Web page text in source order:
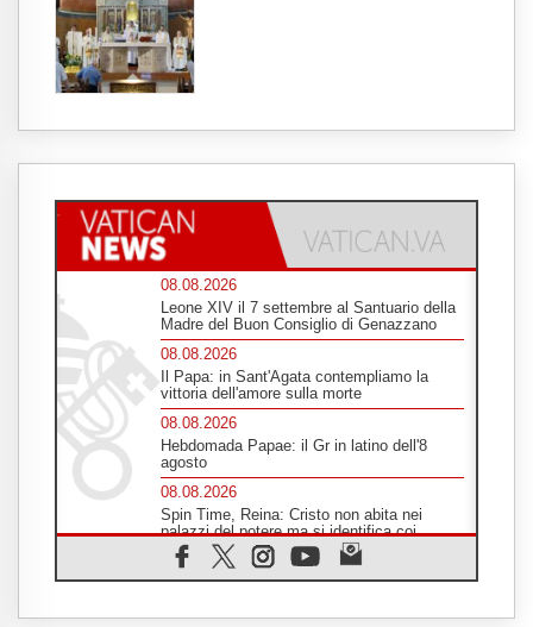
08.08.2026
Leone XIV il 7 settembre al Santuario della
Madre del Buon Consiglio di Genazzano
08.08.2026
Il Papa: in Sant'Agata contempliamo la
vittoria dell'amore sulla morte
08.08.2026
Hebdomada Papae: il Gr in latino dell'8
agosto
08.08.2026
Spin Time, Reina: Cristo non abita nei
palazzi del potere ma si identifica coi
senzatetto
08.08.2026
visita del Papa messaggio di pace e